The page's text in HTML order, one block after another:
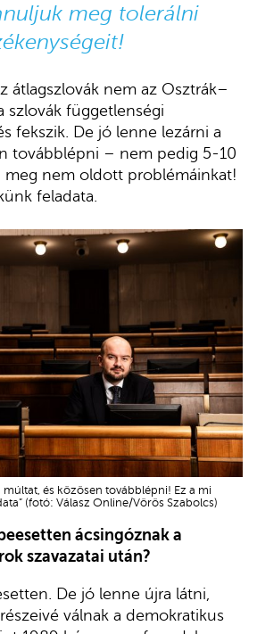
meg tolerálni
átlagszlovák nem az Osztrák–
szlovák függetlenségi
fekszik. De jó lenne lezárni a
továbblépni – nem pedig 5-10
meg nem oldott problémáinkat!
feladata.
múltat, és közösen továbblépni! Ez a mi
(fotó: Válasz Online/Vörös Szabolcs)
ácsingóznak a
szavazatai után?
De jó lenne újra látni,
válnak a demokratikus